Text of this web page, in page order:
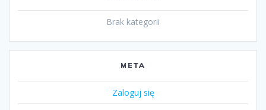
Brak kategorii
META
Zaloguj się